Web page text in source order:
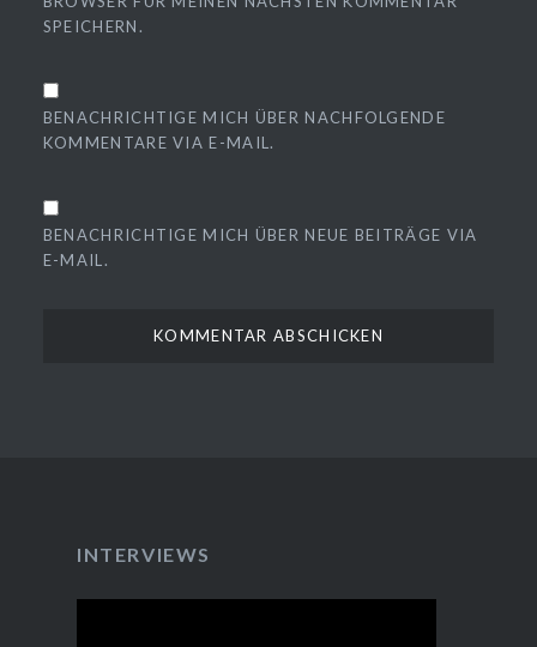
SPEICHERN.
BENACHRICHTIGE MICH ÜBER NACHFOLGENDE
KOMMENTARE VIA E-MAIL.
BENACHRICHTIGE MICH ÜBER NEUE BEITRÄGE VIA
E-MAIL.
INTERVIEWS